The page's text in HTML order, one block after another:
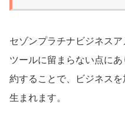
セゾンプラチナビジネス
ツールに留まらない点に
約することで、ビジネス
生まれます。